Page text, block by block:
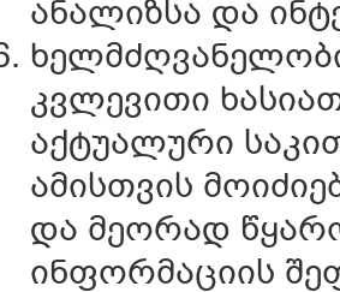
ანალიზსა და
კვლევითი
აქტუალური
ამისთვის
და მეორად
ინფორმაციის